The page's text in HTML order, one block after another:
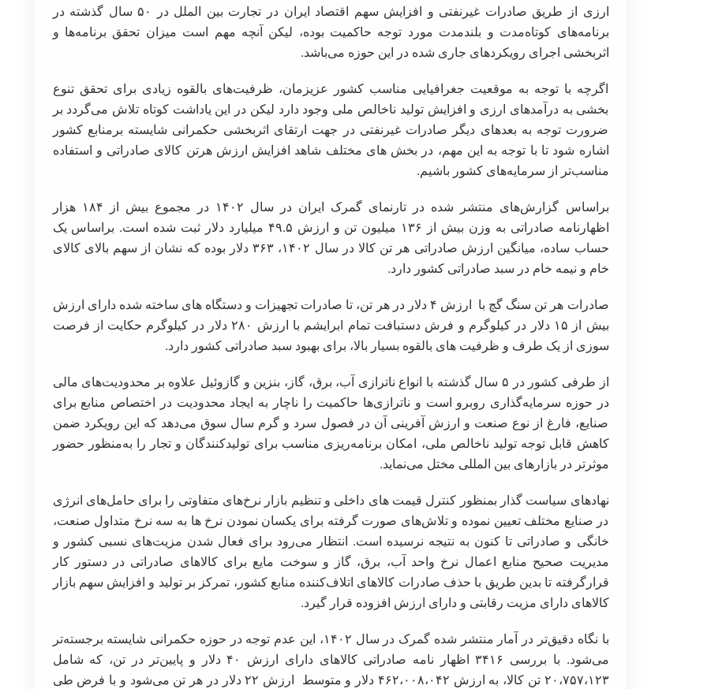
ارزی از طریق صادرات غیرنفتی و افزایش سهم اقتصاد ایران در تجارت بین الملل در ۵۰ سال گذشته در
برنامه‌های کوتاه‌مدت و بلندمدت مورد توجه حاکمیت بوده، لیکن آنچه مهم است میزان تحقق برنامه‌ها و
اثربخشی اجرای رویکردهای جاری شده در این حوزه می‌باشد.
اگرچه با توجه به موقعیت جغرافیایی مناسب کشور عزیزمان، ظرفیت‌های بالقوه زیادی برای تحقق تنوع
بخشی به درآمدهای ارزی و افزایش تولید ناخالص ملی وجود دارد لیکن در این یاداشت کوتاه تلاش می‌گردد بر
ضرورت توجه به بعدهای دیگر صادرات غیرنفتی در جهت ارتقای اثربخشی حکمرانی شایسته برمنابع کشور
اشاره شود تا با توجه به این مهم، در بخش های مختلف شاهد افزایش ارزش هرتن کالای صادراتی و استفاده
مناسب‌تر از سرمایه‌های کشور باشیم.
براساس گزارش‌های منتشر شده در تارنمای گمرک ایران در سال ۱۴۰۲ در مجموع بیش از ۱۸۴ هزار
اظهارنامه صادراتی به وزن بیش از ۱۳۶ میلیون تن و ارزش ۴۹.۵ میلیارد دلار ثبت شده است. براساس یک
حساب ساده، میانگین ارزش صادراتی هر تن کالا در سال ۱۴۰۲، ۳۶۳ دلار بوده که نشان از سهم بالای کالای
خام و نیمه خام در سبد صادراتی کشور دارد.
صادرات هر تن سنگ گچ با ارزش ۴ دلار در هر تن، تا صادرات تجهیزات و دستگاه های ساخته شده دارای ارزش
بیش از ۱۵ دلار در کیلوگرم و فرش دستبافت تمام ابرایشم با ارزش ۲۸۰ دلار در کیلوگرم حکایت از فرصت
سوزی از یک طرف و ظرفیت های بالقوه بسیار بالا، برای بهبود سبد صادراتی کشور دارد.
از طرفی کشور در ۵ سال گذشته با انواع ناترازی آب، برق، گاز، بنزین و گازوئیل علاوه بر محدودیت‌های مالی
در حوزه سرمایه‌گذاری روبرو است و ناترازی‌ها حاکمیت را ناچار به ایجاد محدودیت در اختصاص منابع برای
صنایع، فارغ از نوع صنعت و ارزش آفرینی آن در فصول سرد و گرم سال سوق می‌دهد که این رویکرد ضمن
کاهش قابل توجه تولید ناخالص ملی، امکان برنامه‌ریزی مناسب برای تولیدکنندگان و تجار را به‌منظور حضور
موثرتر در بازارهای بین المللی مختل می‌نماید.
نهادهای سیاست گذار بمنظور کنترل قیمت های داخلی و تنظیم بازار نرخ‌های متفاوتی را برای حامل‌های انرژی
در صنایع مختلف تعیین نموده و تلاش‌های صورت گرفته برای یکسان نمودن نرخ ها به سه نرخ متداول صنعت،
خانگی و صادراتی تا کنون به نتیجه نرسیده است. انتظار می‌رود برای فعال شدن مزیت‌های نسبی کشور و
مدیریت صحیح منابع اعمال نرخ واحد آب، برق، گاز و سوخت مایع برای کالاهای صادراتی در دستور کار
قرار‌گرفته تا بدین طریق با حذف صادرات کالاهای اتلاف‌کننده منابع کشور، تمرکز بر تولید و افزایش سهم بازار
کالاهای دارای مزیت رقابتی و دارای ارزش افزوده قرار گیرد.
با نگاه دقیق‌تر در آمار منتشر شده گمرک در سال ۱۴۰۲، این عدم توجه در حوزه حکمرانی شایسته برجسته‌تر
می‌شود. با بررسی ۳۴۱۶ اظهار نامه صادراتی کالاهای دارای ارزش ۴۰ دلار و پایین‌تر در تن، که شامل
۲۰،۷۵۷،۱۲۳ تن کالا، به ارزش ۴۶۲،۰۰۸،۰۴۲ دلار و متوسط ارزش ۲۲ دلار در هر تن می‌شود و با فرض طی